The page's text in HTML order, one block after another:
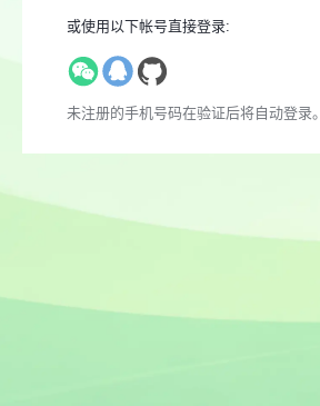
或使用以下帐号直接登录:
未注册的手机号码在验证后将自动登录。